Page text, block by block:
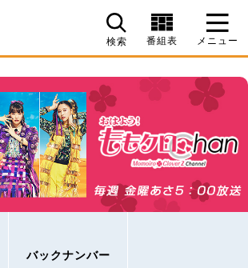
検索 番組表 メニュー
バックナンバー